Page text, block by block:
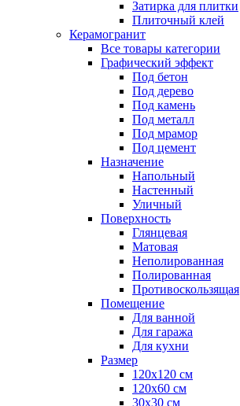
Затирка для плитки
Плиточный клей
Керамогранит
Все товары категории
Графический эффект
Под бетон
Под дерево
Под камень
Под металл
Под мрамор
Под цемент
Назначение
Напольный
Настенный
Уличный
Поверхность
Глянцевая
Матовая
Неполированная
Полированная
Противоскользящая
Помещение
Для ванной
Для гаража
Для кухни
Размер
120x120 см
120x60 см
30x30 см